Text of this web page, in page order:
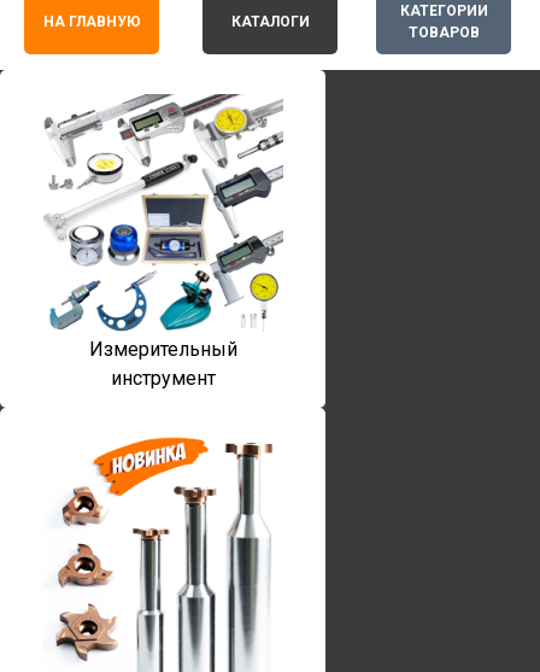
КАТЕГОРИИ
ТОВАРОВ
НА ГЛАВНУЮ КАТАЛОГИ
Измерительный
инструмент